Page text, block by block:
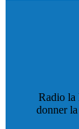
Radio la
donner